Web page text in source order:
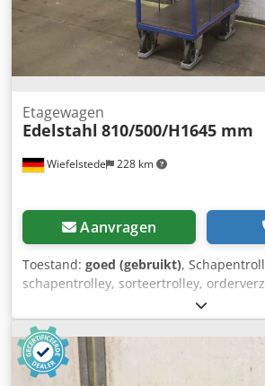
Wiefelstede 228 km
Etagewagen
Edelstahl 810/500/H1645 mm
Aanvragen
Toestand: goed (gebruikt),
schapentrolley, sorteertrolley,
mobiele schappen, rektrolley,
Transportwagen: Orderverzamelwagen
Schappen: 2 schuin geplaatste
Adpjk -Afmetingen legborden: zie foto's
zwenkwielen -Totale afmetingen: 810/